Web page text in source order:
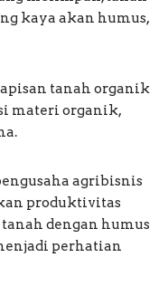
kaya akan humus,
tanah organik
materi organik,
agribisnis
produktivitas
dengan humus
perhatian